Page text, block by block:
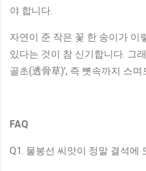
야 합니다.
자연이 준 작은 꽃 한 송이가 이
있다는 것이 참 신기합니다. 그
골초(透骨草)’, 즉 뼛속까지 스
FAQ
Q1. 물봉선 씨앗이 정말 결석에